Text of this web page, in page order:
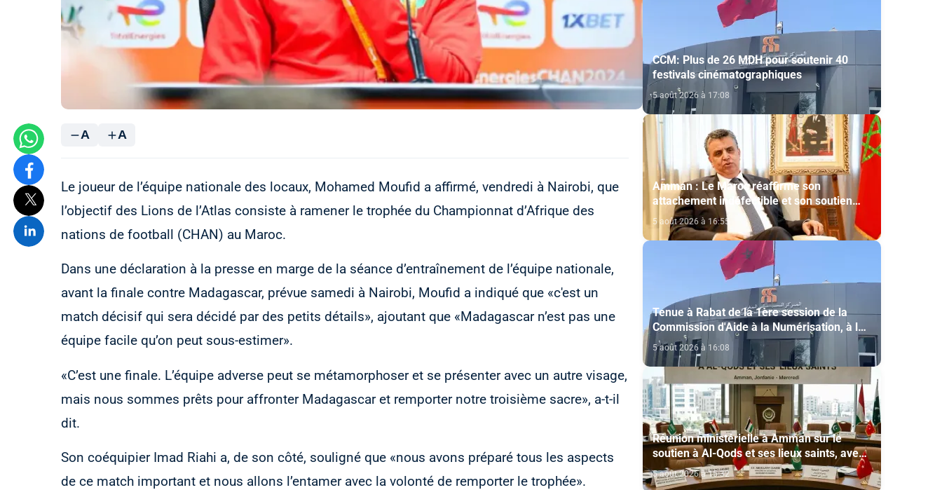
A A
Le joueur de l’équipe nationale des locaux, Mohamed Moufid a affirmé, vendredi à Nairobi, que
l’objectif des Lions de l’Atlas consiste à ramener le trophée du Championnat d’Afrique des
nations de football (CHAN) au Maroc.
Dans une déclaration à la presse en marge de la séance d’entraînement de l’équipe nationale,
avant la finale contre Madagascar, prévue samedi à Nairobi, Moufid a indiqué que «c'est un
match décisif qui sera décidé par des petits détails», ajoutant que «Madagascar n’est pas une
équipe facile qu’on peut sous-estimer».
«C’est une finale. L’équipe adverse peut se métamorphoser et se présenter avec un autre visage,
mais nous sommes prêts pour affronter Madagascar et remporter notre troisième sacre», a-t-il
dit.
Son coéquipier Imad Riahi a, de son côté, souligné que «nous avons préparé tous les aspects
de ce match important et nous allons l’entamer avec la volonté de remporter le trophée».
CCM: Plus de 26 MDH pour soutenir 40
festivals cinématographiques
5 août 2026 à 17:08
Amman : Le Maroc réaffirme son
attachement indéfectible et son soutien
constant aux droits légitimes du peuple
palestinien
5 août 2026 à 16:55
Tenue à Rabat de la 1ère session de la
Commission d'Aide à la Numérisation, à la
Modernisation et à la Création des Salles
de Cinéma au titre de l'année 2026
5 août 2026 à 16:08
Réunion ministérielle à Amman sur le
soutien à Al-Qods et ses lieux saints, avec
la participation du Maroc
5 août 2026 à 15:32